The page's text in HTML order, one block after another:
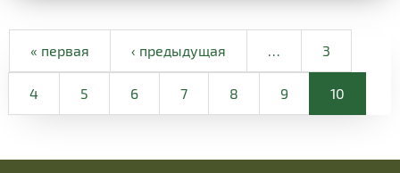
« первая ‹ предыдущая … 3
4 5 6 7 8 9 10